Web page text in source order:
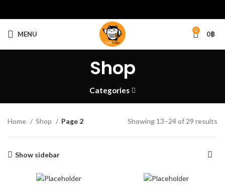
MENU 0 0฿
Shop
Categories
Home Shop Page 2 Showing 13–24 of 29 results
Show sidebar